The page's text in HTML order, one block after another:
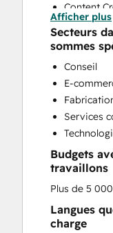
Content
CRM
CRM
Custom
Customer
Customer
Customer
Customer
Email
Full
Help Desk
HubSpot
Afficher plus
Secteurs
sommes
Conseil
E-
Services
Budgets
travaillons
Plus de 5
Langues
charge